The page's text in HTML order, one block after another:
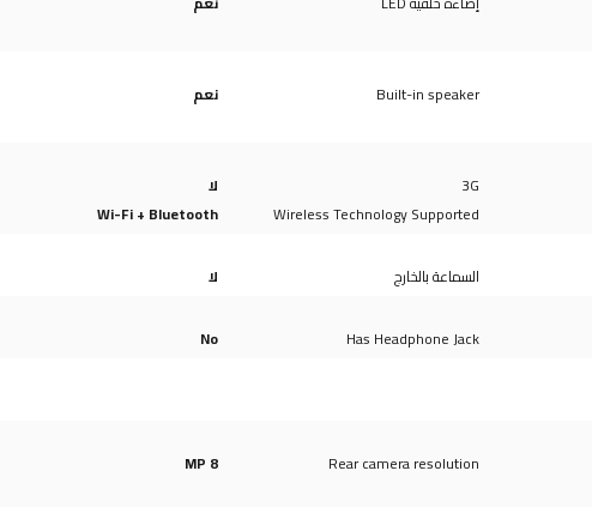
Built-in speaker
نعم
3G
لا
Wireless Technology Supported
Wi-Fi + Bluetooth
السماعة بالخارج لا
Has Headphone Jack
No
Rear camera resolution
8 MP